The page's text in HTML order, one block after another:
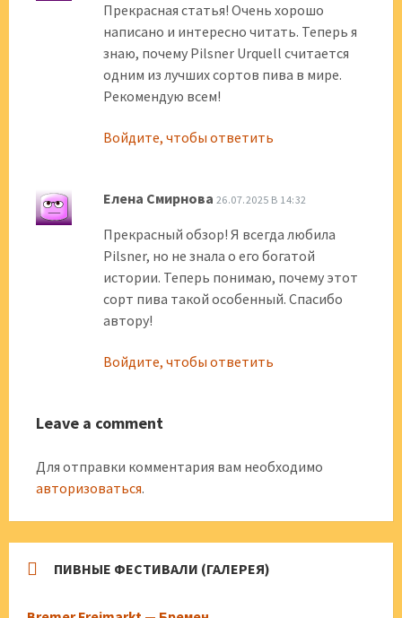
Прекрасная статья! Очень хорошо
написано и интересно читать. Теперь я
знаю, почему Pilsner Urquell считается
одним из лучших сортов пива в мире.
Рекомендую всем!
Войдите, чтобы ответить
Елена Смирнова 26.07.2025 В 14:32
Прекрасный обзор! Я всегда любила
Pilsner, но не знала о его богатой
истории. Теперь понимаю, почему этот
сорт пива такой особенный. Спасибо
автору!
Войдите, чтобы ответить
Leave a comment
Для отправки комментария вам необходимо
авторизоваться.
ПИВНЫЕ ФЕСТИВАЛИ (ГАЛЕРЕЯ)